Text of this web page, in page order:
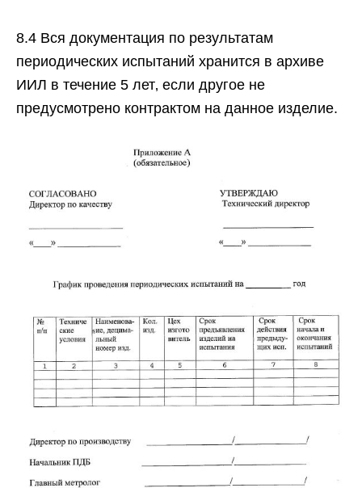
8.4 Вся документация по результатам
периодических испытаний хранится в архиве
ИИЛ в течение 5 лет‚ если другое не
предусмотрено контрактом на данное изделие.